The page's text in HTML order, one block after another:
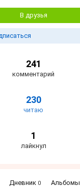
В друзья
241
комментарий
230
читаю
1
лайкнул
Дневник 0 Альбомы